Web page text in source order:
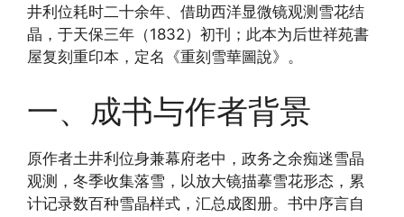
井利位耗时二十余年、借助西洋显微镜观测雪花结
晶，于天保三年（1832）初刊；此本为后世祥苑書
屋复刻重印本，定名《重刻雪華圖說》。
一、成书与作者背景
原作者土井利位身兼幕府老中，政务之余痴迷雪晶
观测，冬季收集落雪，以放大镜描摹雪花形态，累
计记录数百种雪晶样式，汇总成图册。书中序言自